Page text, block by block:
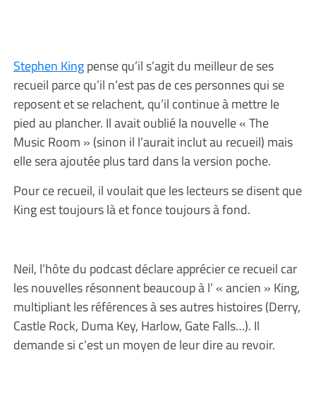
Stephen Kingpense qu’il s’agit du meilleur de ses
recueil parce qu’il n’est pas de ces personnes qui se
reposent et se relachent, qu’il continue à mettre le
pied au plancher. Il avait oublié la nouvelle « The
Music Room » (sinon il l’aurait inclut au recueil) mais
elle sera ajoutée plus tard dans la version poche.
Pour ce recueil, il voulait que les lecteurs se disent que
King est toujours là et fonce toujours à fond.
Neil, l’hôte du podcast déclare apprécier ce recueil car
les nouvelles résonnent beaucoup à l’ « ancien » King,
multipliant les références à ses autres histoires (Derry,
Castle Rock, Duma Key, Harlow, Gate Falls…). Il
demande si c’est un moyen de leur dire au revoir.